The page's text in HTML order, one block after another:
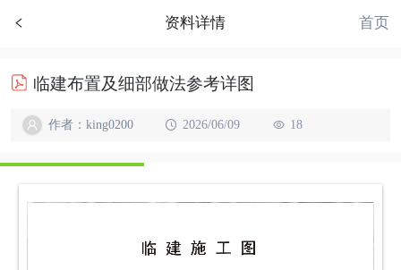
资料详情 首页
临建布置及细部做法参考详图
作者：king0200 2026/06/09 18